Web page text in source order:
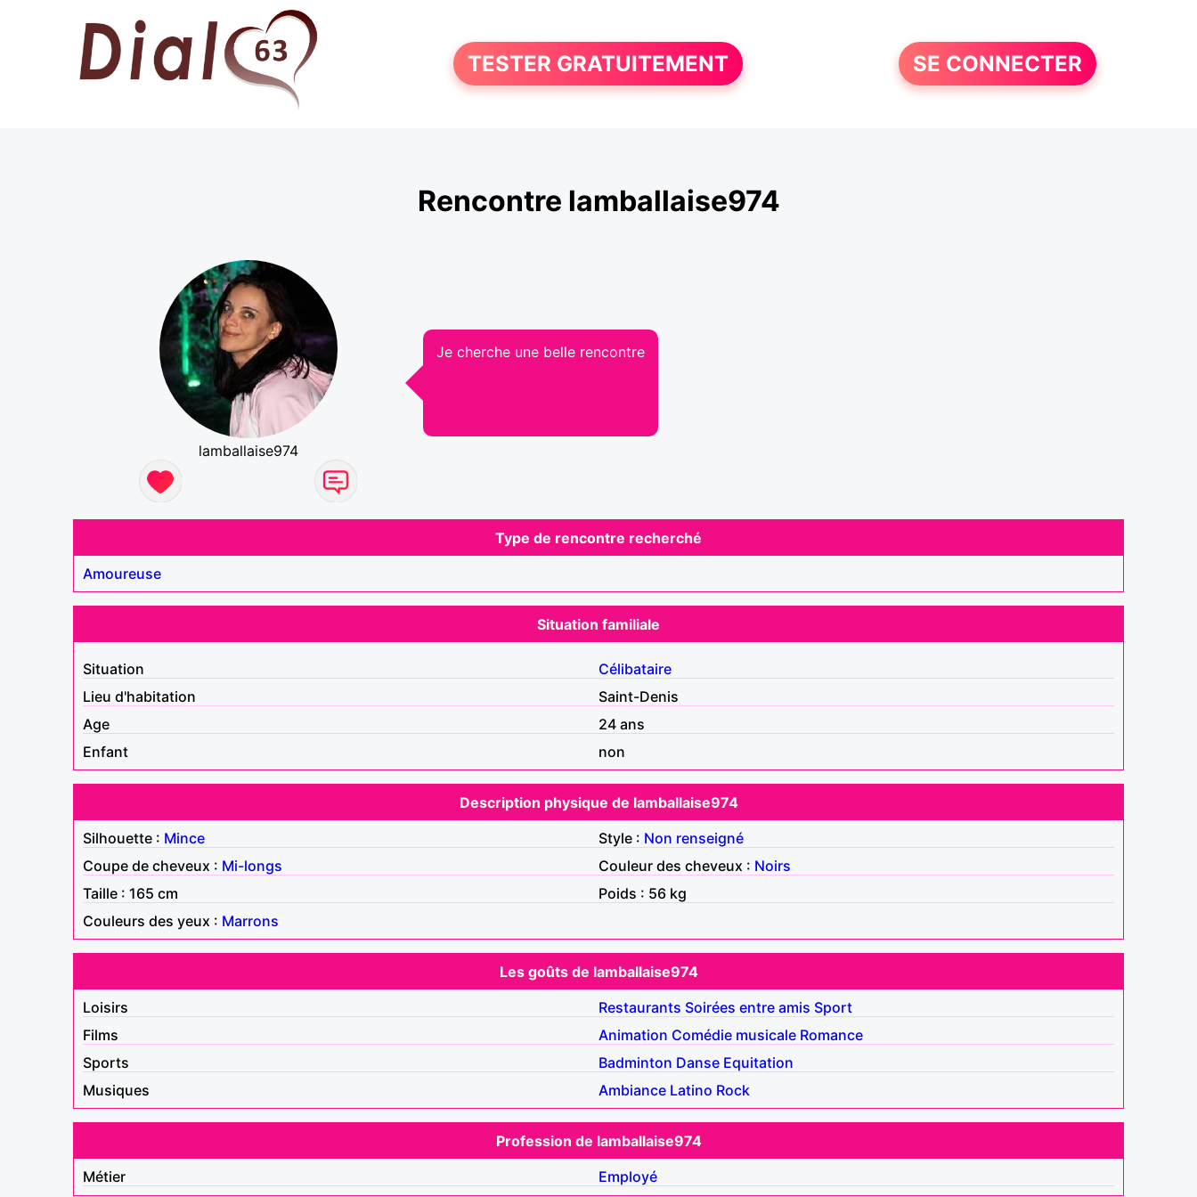
TESTER GRATUITEMENT SE CONNECTER
Rencontre lamballaise974
lamballaise974
Je cherche une belle rencontre
Type de rencontre recherché
Amoureuse
Situation familiale
Situation
Célibataire
Lieu d'habitation
Saint-Denis
Age
24 ans
Enfant
non
Description physique de lamballaise974
Silhouette : Mince Style : Non renseigné
Coupe de cheveux : Mi-longs Couleur des cheveux : Noirs
Taille : 165 cm
Poids : 56 kg
Couleurs des yeux : Marrons
Les goûts de lamballaise974
Loisirs
Restaurants Soirées entre amis Sport
Films
Animation Comédie musicale Romance
Sports
Badminton Danse Equitation
Musiques
Ambiance Latino Rock
Profession de lamballaise974
Métier
Employé